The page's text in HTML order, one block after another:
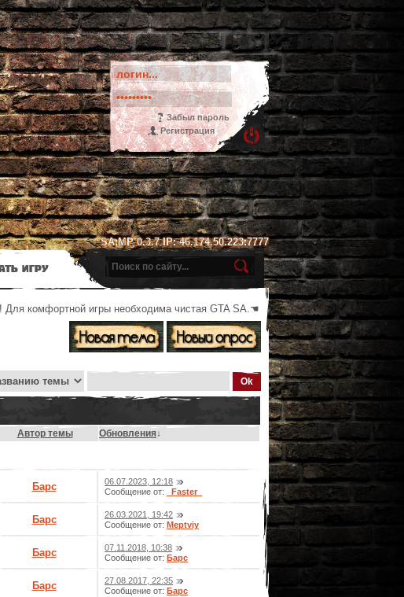
Забыл пароль
Регистрация
SA:MP 0.3.7 IP: 46.174.50.223:7777
игру
комфортной игры необходима чистая GTA SA.☚
Автор темы Обновления↓
Барс
06.07.2023, 12:18
Сообщение от:
_Faster_
Барс
26.03.2021, 19:42
Сообщение от: Meptviy
Барс
07.11.2018, 10:38
Сообщение от: Барс
Барс
27.08.2017, 22:35
Сообщение от: Барс